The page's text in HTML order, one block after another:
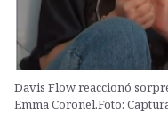
Davis Flow reaccionó
Emma Coronel.Foto: